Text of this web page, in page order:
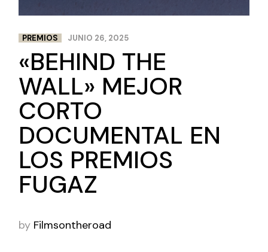
PREMIOS JUNIO 26, 2025
«BEHIND THE
WALL» MEJOR
CORTO
DOCUMENTAL EN
LOS PREMIOS
FUGAZ
by Filmsontheroad